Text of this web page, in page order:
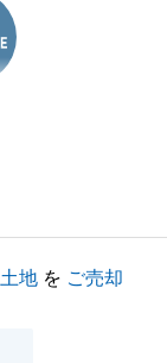
土地 を ご売却